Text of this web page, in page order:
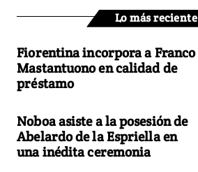
Lo más reciente
Fiorentina incorpora a Franco
Mastantuono en calidad de
préstamo
Noboa asiste a la posesión de
Abelardo de la Espriella en
una inédita ceremonia